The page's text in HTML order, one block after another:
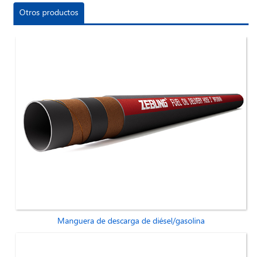
Otros productos
Manguera de descarga de diésel/gasolina